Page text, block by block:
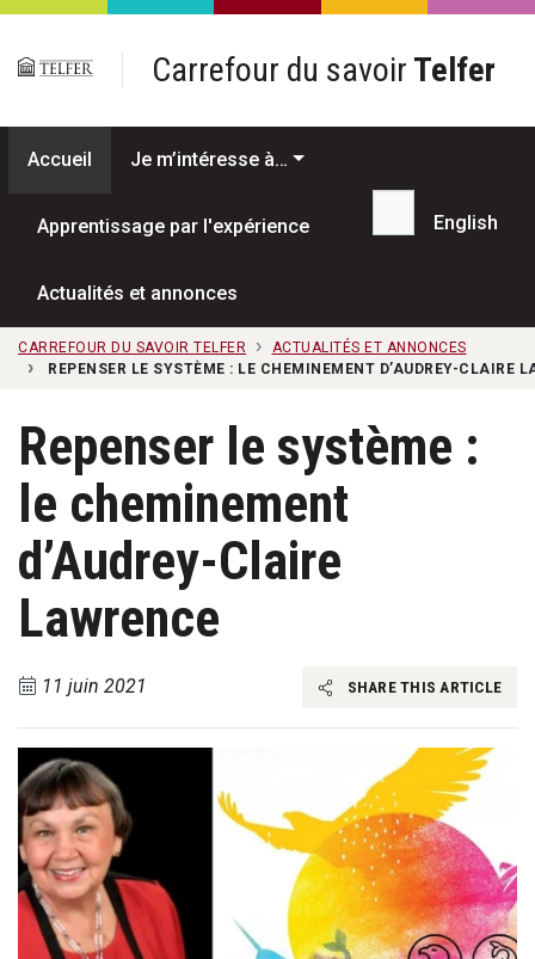
Passer au contenu principal
Carrefour du savoir Telfer
Accueil Je m’intéresse à…
Apprentissage par l'expérience
Actualités et annonces
Recherche...
English
CARREFOUR DU SAVOIR TELFER
ACTUALITÉS ET ANNONCES
REPENSER LE SYSTÈME : LE CHEMINEMENT D’AUDREY-CLAIRE
Repenser le système :
le cheminement
d’Audrey-Claire
Lawrence
11 juin 2021 SHARE THIS ARTICLE